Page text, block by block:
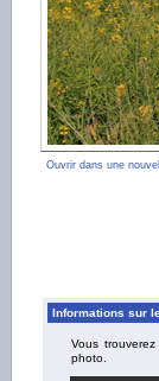
Ouvrir dans une
Informations sur
Vous
photo.